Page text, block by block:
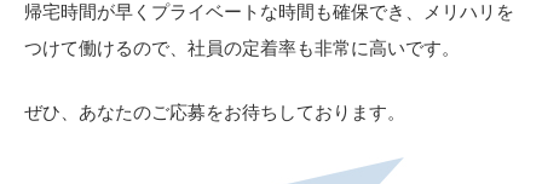
帰宅時間が早くプライベートな時間も確保でき、メリハリを
つけて働けるので、社員の定着率も非常に高いです。
ぜひ、あなたのご応募をお待ちしております。